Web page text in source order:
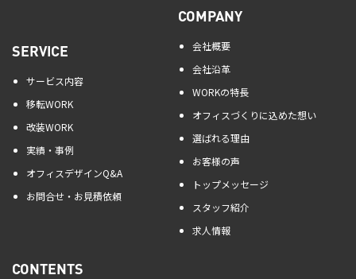
SERVICE
サービス内容
移転WORK
改装WORK
実績・事例
オフィスデザインQ&A
お問合せ・お見積依頼
COMPANY
会社概要
会社沿革
WORKの特長
オフィスづくりに込めた想い
選ばれる理由
お客様の声
トップメッセージ
スタッフ紹介
求人情報
CONTENTS